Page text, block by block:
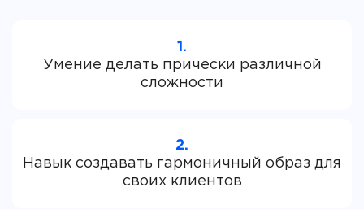
1.
Умение делать прически различной
2.
Навык создавать гармоничный образ для